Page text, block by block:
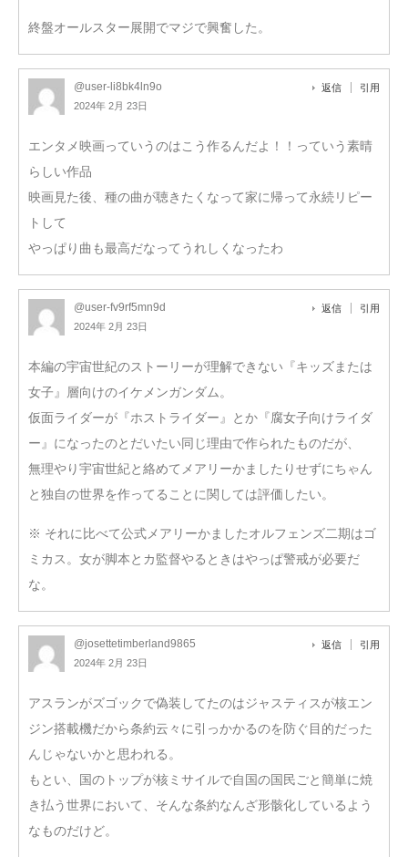
終盤オールスター展開でマジで興奮した。
@user-li8bk4ln9o
2024年 2月 23日
返信 引用
エンタメ映画っていうのはこう作るんだよ！！っていう素晴
らしい作品
映画見た後、種の曲が聴きたくなって家に帰って永続リピー
トして
やっぱり曲も最高だなってうれしくなったわ
@user-fv9rf5mn9d
2024年 2月 23日
返信 引用
本編の宇宙世紀のストーリーが理解できない『キッズまたは
女子』層向けのイケメンガンダム。
仮面ライダーが『ホストライダー』とか『腐女子向けライダ
ー』になったのとだいたい同じ理由で作られたものだが、
無理やり宇宙世紀と絡めてメアリーかましたりせずにちゃん
と独自の世界を作ってることに関しては評価したい。
※ それに比べて公式メアリーかましたオルフェンズ二期はゴ
ミカス。女が脚本とカ監督やるときはやっぱ警戒が必要だ
な。
@josettetimberland9865
2024年 2月 23日
返信 引用
アスランがズゴックで偽装してたのはジャスティスが核エン
ジン搭載機だから条約云々に引っかかるのを防ぐ目的だった
んじゃないかと思われる。
もとい、国のトップが核ミサイルで自国の国民ごと簡単に焼
き払う世界において、そんな条約なんざ形骸化しているよう
なものだけど。